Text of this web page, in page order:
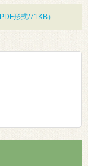
形式/71KB）